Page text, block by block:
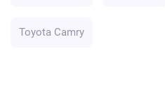
Toyota Camry